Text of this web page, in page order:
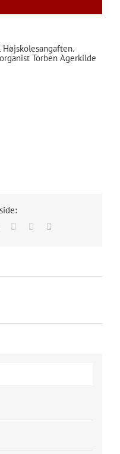
Torben Agerkilde
TumblrPinterest